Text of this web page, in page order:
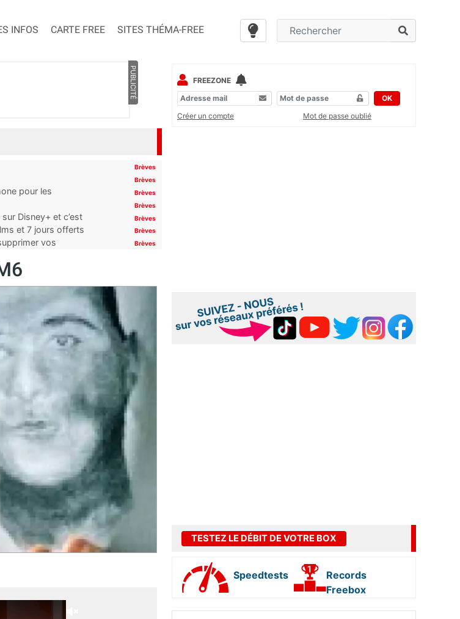
INFOS CARTE FREE SITES THÉMA-FREE
PUBLICITÉ
Brèves
Brèves
pour les
Brèves
Brèves
Disney+ et c’est
Brèves
et 7 jours offerts Brèves
vos
Brèves
FREEZONE
OK
Créer un compte
Mot de passe oublié
TESTEZ LE DÉBIT DE VOTRE BOX
Speedtests
Records
Freebox